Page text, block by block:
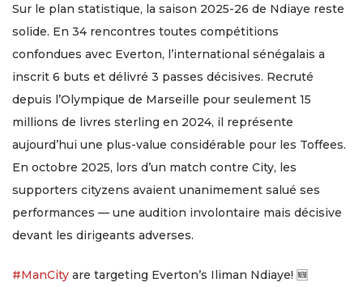
Sur le plan statistique, la saison 2025-26 de Ndiaye reste
solide. En 34 rencontres toutes compétitions
confondues avec Everton, l’international sénégalais a
inscrit 6 buts et délivré 3 passes décisives. Recruté
depuis l’Olympique de Marseille pour seulement 15
millions de livres sterling en 2024, il représente
aujourd’hui une plus-value considérable pour les Toffees.
En octobre 2025, lors d’un match contre City, les
supporters cityzens avaient unanimement salué ses
performances — une audition involontaire mais décisive
devant les dirigeants adverses.
#ManCity are targeting Everton’s Iliman Ndiaye! 🆕